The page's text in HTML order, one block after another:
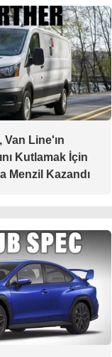
Van Line'ın
Kutlamak İçin
Menzil Kazandı